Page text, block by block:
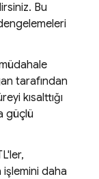
Bu
müdahale
tarafından
kısalttığı
güçlü
işlemini daha